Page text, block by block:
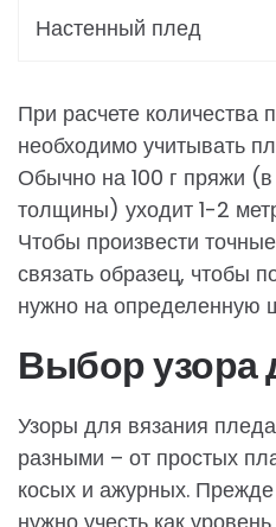
Настенный плед
При расчете количества
необходимо учитывать
Обычно на 100 г пряжи (в
толщины) уходит 1-2
Чтобы произвести
связать образец, чтобы
нужно на определенную
Выбор узора
Узоры для вязания
разными – от простых
косых и ажурных.